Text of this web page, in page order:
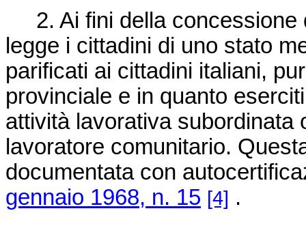
2. Ai fini della concessione
legge i cittadini di uno stato
parificati ai cittadini italiani,
provinciale e in quanto
attività lavorativa subordinata
lavoratore comunitario.
documentata con
gennaio 1968, n. 15 [4] .